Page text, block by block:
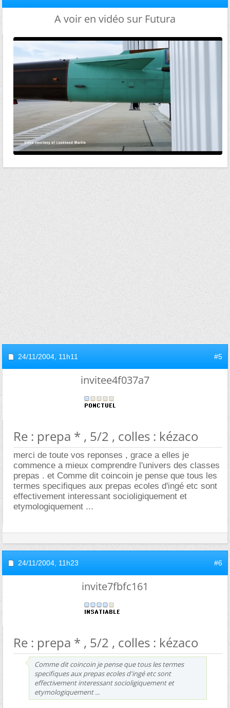
A voir en vidéo sur Futura
24/11/2004, 11h11 #5
invitee4f037a7
Re : prepa * , 5/2 , colles : kézaco
merci de toute vos reponses , grace a elles je
commence a mieux comprendre l'univers des classes
prepas . et Comme dit coincoin je pense que tous les
termes specifiques aux prepas ecoles d'ingé etc sont
effectivement interessant socioligiquement et
etymologiquement ...
24/11/2004, 11h23 #6
invite7fbfc161
Re : prepa * , 5/2 , colles : kézaco
Comme dit coincoin je pense que tous les termes
specifiques aux prepas ecoles d'ingé etc sont
effectivement interessant socioligiquement et
etymologiquement ...